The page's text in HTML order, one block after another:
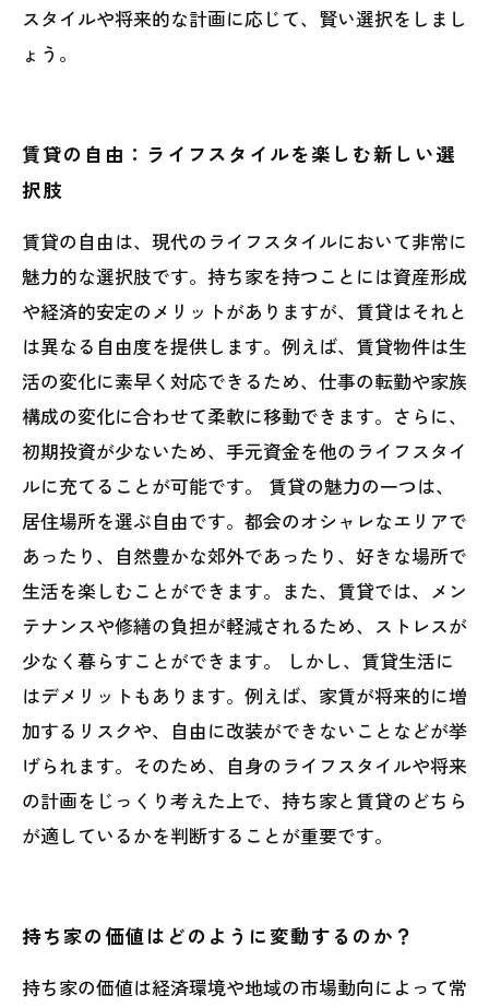
スタイルや将来的な計画に応じて、賢い選択をしまし
ょう。
賃貸の自由：ライフスタイルを楽しむ新しい選
択肢
賃貸の自由は、現代のライフスタイルにおいて非常に
魅力的な選択肢です。持ち家を持つことには資産形成
や経済的安定のメリットがありますが、賃貸はそれと
は異なる自由度を提供します。例えば、賃貸物件は生
活の変化に素早く対応できるため、仕事の転勤や家族
構成の変化に合わせて柔軟に移動できます。さらに、
初期投資が少ないため、手元資金を他のライフスタイ
ルに充てることが可能です。 賃貸の魅力の一つは、
居住場所を選ぶ自由です。都会のオシャレなエリアで
あったり、自然豊かな郊外であったり、好きな場所で
生活を楽しむことができます。また、賃貸では、メン
テナンスや修繕の負担が軽減されるため、ストレスが
少なく暮らすことができます。 しかし、賃貸生活に
はデメリットもあります。例えば、家賃が将来的に増
加するリスクや、自由に改装ができないことなどが挙
げられます。そのため、自身のライフスタイルや将来
の計画をじっくり考えた上で、持ち家と賃貸のどちら
が適しているかを判断することが重要です。
持ち家の価値はどのように変動するのか？
持ち家の価値は経済環境や地域の市場動向によって常